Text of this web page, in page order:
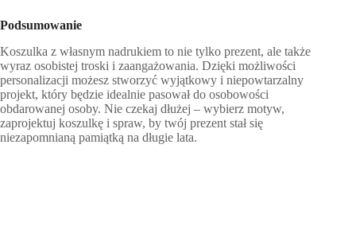
Podsumowanie
Koszulka z własnym nadrukiem to nie tylko prezent, ale także
wyraz osobistej troski i zaangażowania. Dzięki możliwości
personalizacji możesz stworzyć wyjątkowy i niepowtarzalny
projekt, który będzie idealnie pasował do osobowości
obdarowanej osoby. Nie czekaj dłużej – wybierz motyw,
zaprojektuj koszulkę i spraw, by twój prezent stał się
niezapomnianą pamiątką na długie lata.